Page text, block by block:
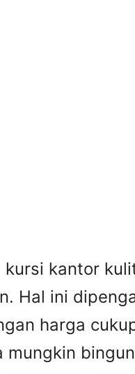
kantor
Hal ini
harga